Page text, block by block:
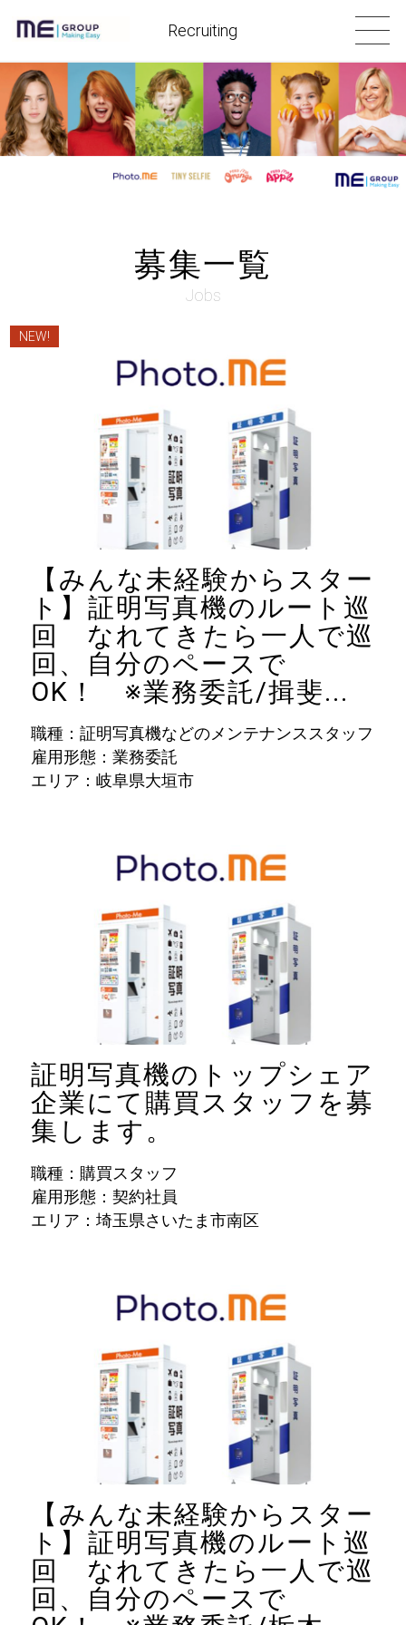
Recruiting
募集一覧
Jobs
NEW!
【みんな未経験からスター
ト】証明写真機のルート巡
回 なれてきたら一人で巡
回、自分のペースで
OK！ ※業務委託/揖斐...
職種：証明写真機などのメンテナンススタッフ
雇用形態：業務委託
エリア：岐阜県大垣市
証明写真機のトップシェア
企業にて購買スタッフを募
集します。
職種：購買スタッフ
雇用形態：契約社員
エリア：埼玉県さいたま市南区
【みんな未経験からスター
ト】証明写真機のルート巡
回 なれてきたら一人で巡
回、自分のペースで